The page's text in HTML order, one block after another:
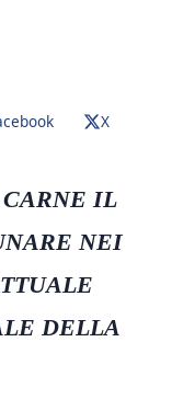
X
IL
NEI
DELLA